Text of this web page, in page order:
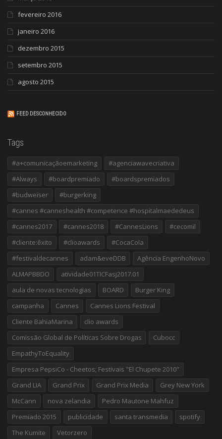
fevereiro 2016
janeiro 2016
dezembro 2015
setembro 2015
agosto 2015
FEED DESCONHECIDO
Tags
#a+comunicaçãoemarketing
#agenciawavecriativa
#Always
#boardpremiado
#boardspremiados
#budweiser
#burgerking
#cannes #canneshealth #competence #hospitalmaededeus
#cannes2017
#cannes2018 #CannesLions
#cecomil
#cliente:êxito
#clioawards
#CocaCola
#festivaldecannes
adam&eveDDB
Agência EngenhoNovo
ALMAPBBDO
atividade01TICFasj2017.01
aula de novas tecnologias
BOARD
Burger King
campanha
Cannes
Cannes Lions Festival
Cliente BahiaMarina
clio awards
Comissão Global de Políticas Sobre Drogas
Cubocc
EmpathyToEquality
Empresa PepsiCo - Cheetos; Festivais "El Chupete 2010"
Grand LIA
Grand Prix Grand Prix Media
Grey New York
McCann
nova zelandia
Pedro Mautone Mahfuz
Premiado 2015
publicidade santa transmedia
spotify
The Kumite
Vetorzero